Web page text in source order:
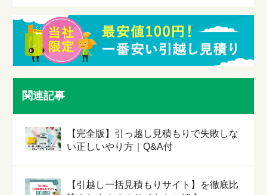
関連記事
【完全版】引っ越し見積もりで失敗しな
い正しいやり方｜Q&A付
【引越し一括見積もりサイト】を徹底比